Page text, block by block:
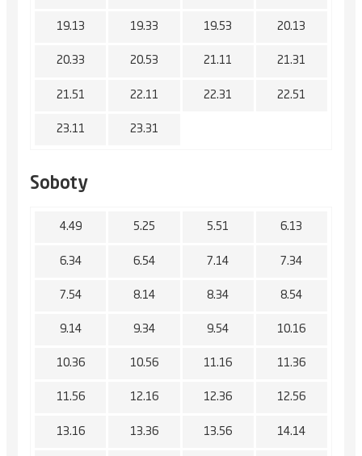
19.13 19.33 19.53 20.13
20.33 20.53 21.11 21.31
21.51 22.11 22.31 22.51
23.11 23.31
Soboty
4.49 5.25 5.51 6.13
6.34 6.54 7.14 7.34
7.54 8.14 8.34 8.54
9.14 9.34 9.54 10.16
10.36 10.56 11.16 11.36
11.56 12.16 12.36 12.56
13.16 13.36 13.56 14.14